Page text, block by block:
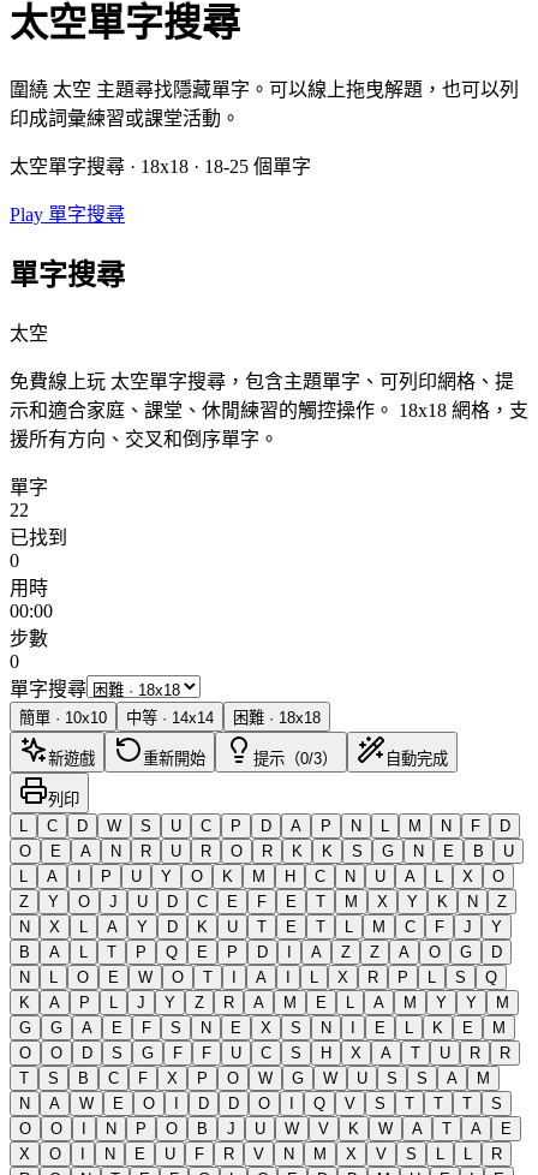
太空單字搜尋
圍繞 太空 主題尋找隱藏單字。可以線上拖曳解題，也可以列
印成詞彙練習或課堂活動。
太空單字搜尋 · 18x18 · 18-25 個單字
Play 單字搜尋
單字搜尋
太空
免費線上玩 太空單字搜尋，包含主題單字、可列印網格、提
示和適合家庭、課堂、休閒練習的觸控操作。 18x18 網格，支
援所有方向、交叉和倒序單字。
單字
22
已找到
0
用時
00:00
步數
0
單字搜尋
簡單 · 10x10 中等 · 14x14 困難 · 18x18
新遊戲 重新開始 提示（0/3） 自動完成
列印
L
C D W S U C P D A P N L M N F
D
O
E A N R U R O R K K S G N E B
U
L
A I P U Y O K M H C N U A L X
O
Z
Y O J U D C E F E T M X Y K N
Z
N
X L A Y D K U T E T L M C F J
Y
B
A L T P Q E P D I A Z Z A O G
D
N
L O E W O T I A I L X R P L S
Q
K
A P L J Y Z R A M E L A M Y Y
M
G
G A E F S N E X S N I E L K E
M
O
O D S G F F U C S H X A T U R
R
T
S B C F X P O W G W U S S A
M
N
A W E O I D D O I Q V S T T T
S
O
O I N P O B J U W V K W A T A
E
X
O I N E U F R V N M X V S L L
R